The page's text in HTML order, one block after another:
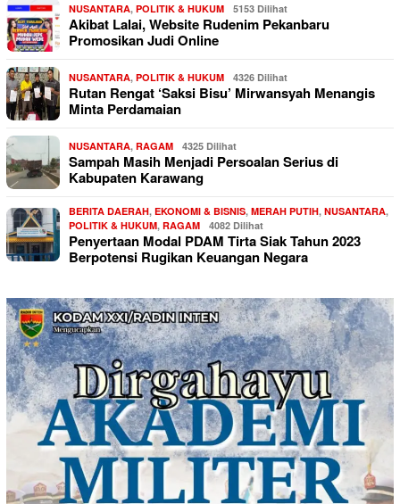
NUSANTARA, POLITIK & HUKUM 5153 Dilihat
Akibat Lalai, Website Rudenim Pekanbaru
Promosikan Judi Online
NUSANTARA, POLITIK & HUKUM 4326 Dilihat
Rutan Rengat ‘Saksi Bisu’ Mirwansyah Menangis
Minta Perdamaian
NUSANTARA, RAGAM 4325 Dilihat
Sampah Masih Menjadi Persoalan Serius di
Kabupaten Karawang
BERITA DAERAH, EKONOMI & BISNIS, MERAH PUTIH, NUSANTARA,
POLITIK & HUKUM, RAGAM 4082 Dilihat
Penyertaan Modal PDAM Tirta Siak Tahun 2023
Berpotensi Rugikan Keuangan Negara